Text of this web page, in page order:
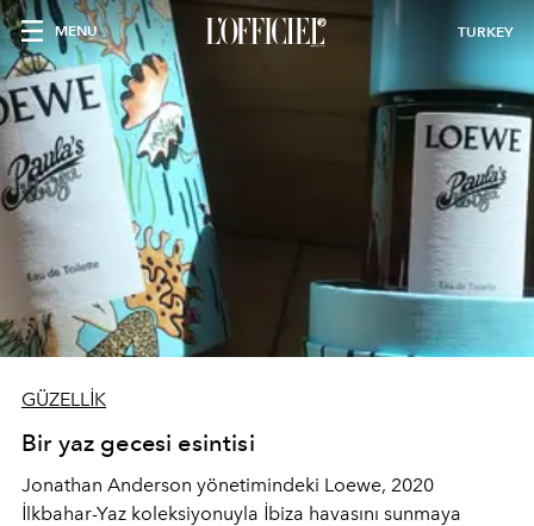
MENU TURKEY
GÜZELLİK
Bir yaz gecesi esintisi
Jonathan Anderson yönetimindeki Loewe, 2020
İlkbahar-Yaz koleksiyonuyla İbiza havasını sunmaya